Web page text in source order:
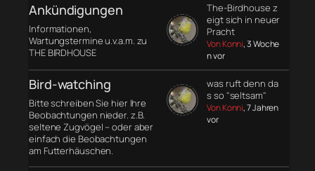
Ankündigungen
Informationen,
Wartungstermine u.v.a.m. zu
THE BIRDHOUSE
The-Birdhouse z
eigt sich in neuer
Pracht
Von Konni, 3 Woche
n vor
Bird-watching
Bitte schreiben Sie hier Ihre
Beobachtungen nieder. z.B.
seltene Zugvögel – oder aber
einfach die Beobachtungen
am Futterhäuschen.
was ruft denn da
s so "seltsam"
Von Konni, 7 Jahren
vor